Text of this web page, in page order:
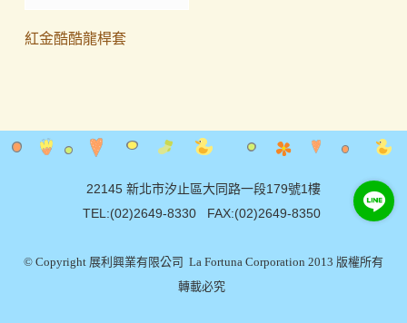
紅金酷酷龍桿套
22145 新北市汐止區大同路一段179號1樓
TEL:(02)2649-8330 FAX:(02)2649-8350
© Copyright 展利興業有限公司 La Fortuna Corporation 2013 版權所有
轉載必究